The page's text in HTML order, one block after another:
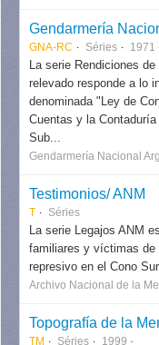
Gendarmería
GNA-RC Séries 1971
La serie Rendiciones
relevado responde a lo
denominada "Ley de
Cuentas y la
Sub...
Gendarmería Nacional
Testimonios/ ANM
T Séries
La serie Legajos ANM
familiares y víctimas de
represivo en el Cono
Archivo Nacional de la
Topografía de la
TM Séries 1999 -